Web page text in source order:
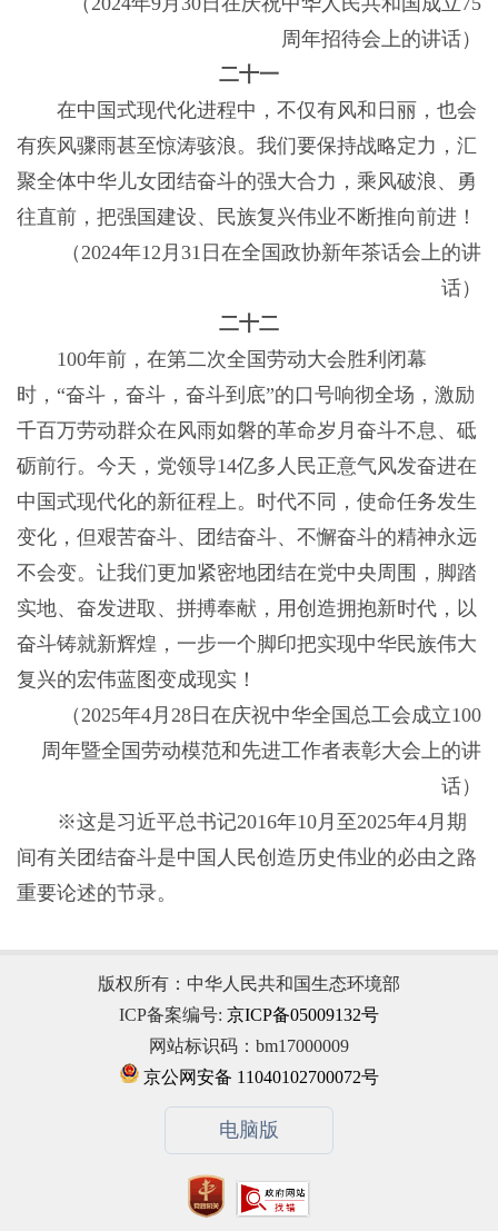
周年招待会上的讲话）
二十一
在中国式现代化进程中，不仅有风和日丽，也会
有疾风骤雨甚至惊涛骇浪。我们要保持战略定力，汇
聚全体中华儿女团结奋斗的强大合力，乘风破浪、勇
往直前，把强国建设、民族复兴伟业不断推向前进！
（2024年12月31日在全国政协新年茶话会上的讲
话）
二十二
100年前，在第二次全国劳动大会胜利闭幕
时，“奋斗，奋斗，奋斗到底”的口号响彻全场，激励
千百万劳动群众在风雨如磐的革命岁月奋斗不息、砥
砺前行。今天，党领导14亿多人民正意气风发奋进在
中国式现代化的新征程上。时代不同，使命任务发生
变化，但艰苦奋斗、团结奋斗、不懈奋斗的精神永远
不会变。让我们更加紧密地团结在党中央周围，脚踏
实地、奋发进取、拼搏奉献，用创造拥抱新时代，以
奋斗铸就新辉煌，一步一个脚印把实现中华民族伟大
复兴的宏伟蓝图变成现实！
（2025年4月28日在庆祝中华全国总工会成立100
周年暨全国劳动模范和先进工作者表彰大会上的讲
话）
※这是习近平总书记2016年10月至2025年4月期
间有关团结奋斗是中国人民创造历史伟业的必由之路
重要论述的节录。
版权所有：中华人民共和国生态环境部
ICP备案编号: 京ICP备05009132号
网站标识码：bm17000009
京公网安备 11040102700072号
电脑版